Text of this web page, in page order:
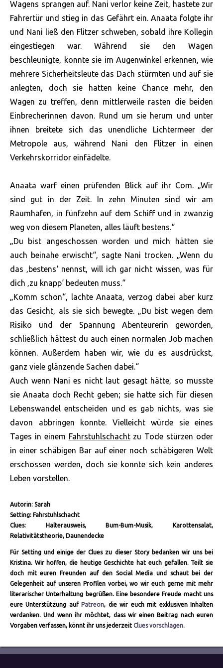
Wagens sprangen auf. Nani verlor keine Zeit, hastete zur
Fahrertür und stieg in das Gefährt ein. Anaata folgte ihr
und Nani ließ den Flitzer schweben, sobald ihre Kollegin
eingestiegen war. Während sie den Wagen
beschleunigte, konnte sie im Augenwinkel erkennen, wie
mehrere Sicherheitsleute das Dach stürmten und auf sie
anlegten, doch sie hatten keine Chance mehr, den
Wagen zu treffen, denn mittlerweile rasten die beiden
Einbrecherinnen davon. Rund um sie herum und unter
ihnen breitete sich das unendliche Lichtermeer der
Metropole aus, während Nani den Flitzer in einen
Verkehrskorridor einfädelte.
Anaata warf einen prüfenden Blick auf ihr Com. „Wir
sind gut in der Zeit. In zehn Minuten sind wir am
Raumhafen, in fünfzehn auf dem Schiff und in zwanzig
weg von diesem Planeten, alles läuft bestens.“
„Du bist angeschossen worden und mich hätten sie
auch beinahe erwischt“, sagte Nani trocken. „Wenn du
das ‚bestens‘ nennst, will ich gar nicht wissen, was für
dich ‚zu knapp‘ bedeuten muss.“
„Komm schon“, lachte Anaata, verzog dabei aber kurz
das Gesicht, als sie sich bewegte. „Du bist wegen dem
Risiko und der Spannung Abenteurerin geworden,
schließlich hättest du auch einen normalen Job machen
können. Außerdem haben wir, wie du es ausdrückst,
ganz viele glänzende Sachen dabei.“
Auch wenn Nani es nicht laut gesagt hätte, so musste
sie Anaata doch Recht geben; sie hatte sich für diesen
Lebenswandel entscheiden und es gab nichts, was sie
davon abbringen konnte. Vielleicht würde sie eines
Tages in einem Fahrstuhlschachtzu Tode stürzen oder
in einer schäbigen Bar auf einer noch schäbigeren Welt
erschossen werden, doch sie konnte sich kein anderes
Leben vorstellen.
Autorin: Sarah
Setting: Fahrstuhlschacht
Clues: Halterausweis, Bum-Bum-Musik, Karottensalat,
Relativitätstheorie, Daunendecke
Für Setting und einige der Clues zu dieser Story bedanken wir uns bei
Kristina. Wir hoffen, die heutige Geschichte hat euch gefallen. Teilt sie
doch mit euren Freunden auf den Social Media und schaut bei der
Gelegenheit auf unseren Profilen vorbei, wo wir euch gerne mit mehr
literarischer Unterhaltung begrüßen. Eine besondere Freude macht uns
eure Unterstützung auf Patreon, die wir euch mit exklusiven Inhalten
verdanken. Und wenn ihr möchtet, dass wir einen Beitrag nach euren
Vorgaben verfassen, könnt ihr uns jederzeit Clues vorschlagen.